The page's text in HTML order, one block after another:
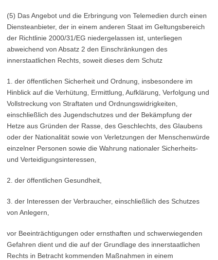
(5) Das Angebot und die Erbringung von Telemedien durch einen
Diensteanbieter, der in einem anderen Staat im Geltungsbereich
der Richtlinie 2000/31/EG niedergelassen ist, unterliegen
abweichend von Absatz 2 den Einschränkungen des
innerstaatlichen Rechts, soweit dieses dem Schutz
1. der öffentlichen Sicherheit und Ordnung, insbesondere im
Hinblick auf die Verhütung, Ermittlung, Aufklärung, Verfolgung und
Vollstreckung von Straftaten und Ordnungswidrigkeiten,
einschließlich des Jugendschutzes und der Bekämpfung der
Hetze aus Gründen der Rasse, des Geschlechts, des Glaubens
oder der Nationalität sowie von Verletzungen der Menschenwürde
einzelner Personen sowie die Wahrung nationaler Sicherheits-
und Verteidigungsinteressen,
2. der öffentlichen Gesundheit,
3. der Interessen der Verbraucher, einschließlich des Schutzes
von Anlegern,
vor Beeinträchtigungen oder ernsthaften und schwerwiegenden
Gefahren dient und die auf der Grundlage des innerstaatlichen
Rechts in Betracht kommenden Maßnahmen in einem